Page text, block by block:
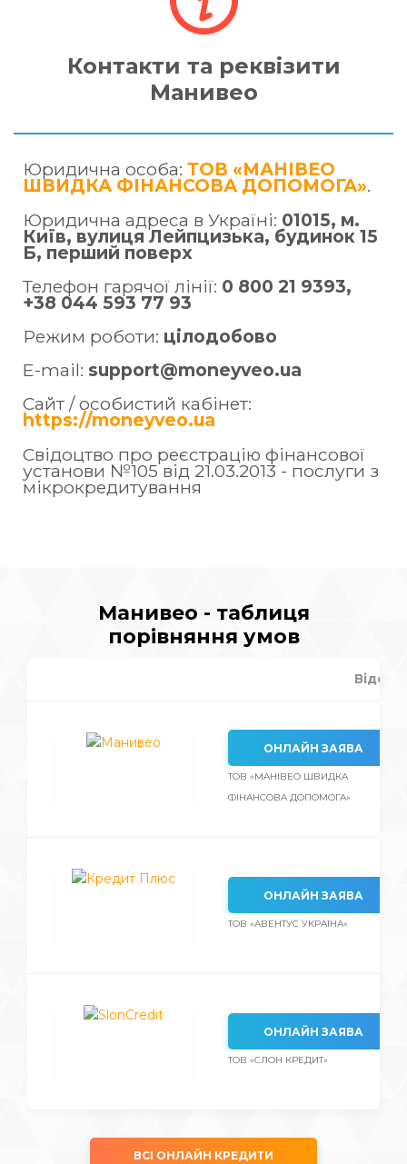
Контакти та реквізити
Манивео
Юридична особа: ТОВ «МАНІВЕО
ШВИДКА ФІНАНСОВА ДОПОМОГА».
Юридична адреса в Україні: 01015, м.
Київ, вулиця Лейпцизька, будинок 15
Б, перший поверх
Телефон гарячої лінії: 0 800 21 9393,
+38 044 593 77 93
Режим роботи: цілодобово
E-mail: support@moneyveo.ua
Сайт / особистий кабінет:
https://moneyveo.ua
Свідоцтво про реєстрацію фінансової
установи №105 вiд 21.03.2013 - послуги з
мікрокредитування
Манивео - таблиця
порівняння умов
ОНЛАЙН ЗАЯВА
ТОВ «МАНІВЕО ШВИДКА
ФІНАНСОВА ДОПОМОГА»
ОНЛАЙН ЗАЯВА
ТОВ «АВЕНТУС УКРАЇНА»
ОНЛАЙН ЗАЯВА
ТОВ «СЛОН КРЕДИТ»
ВСІ ОНЛАЙН КРЕДИТИ